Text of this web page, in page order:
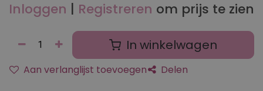
Inloggen | Registreren om prijs te zien
In winkelwagen
Aan verlanglijst toevoegen Delen